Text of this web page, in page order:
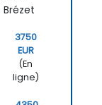
Brézet
3750
EUR
(En
ligne)